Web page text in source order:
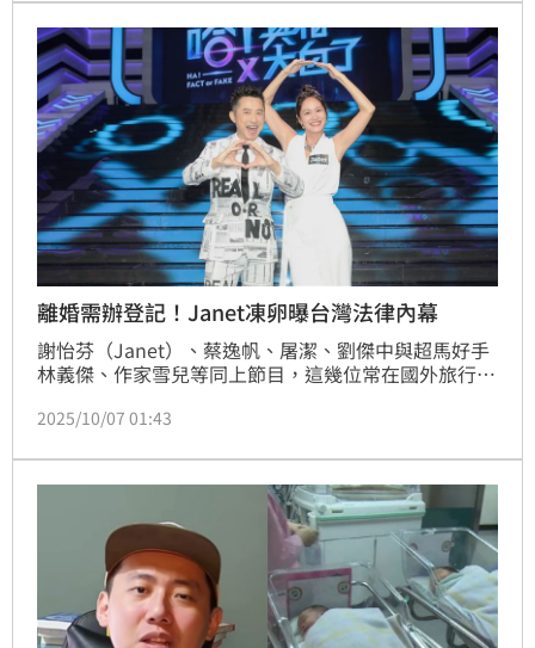
離婚需辦登記！Janet凍卵曝台灣法律內幕
謝怡芬（Janet）、蔡逸帆、屠潔、劉傑中與超馬好手
林義傑、作家雪兒等同上節目，這幾位常在國外旅行的
關。
2025/10/07 01:43